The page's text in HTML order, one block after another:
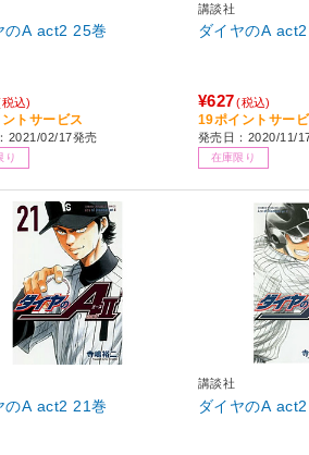
ダイヤのA act2 25巻
込)
トサービス
2021/02/17発売
り
講談社
¥627 (税込)
19ポイントサー
発売日：2020/11/
在庫限り
ダイヤのA act2 21巻
講談社